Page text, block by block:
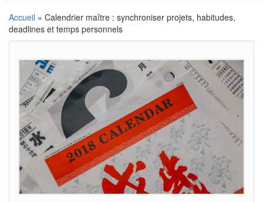
Accueil » Calendrier maître : synchroniser projets, habitudes,
deadlines et temps personnels